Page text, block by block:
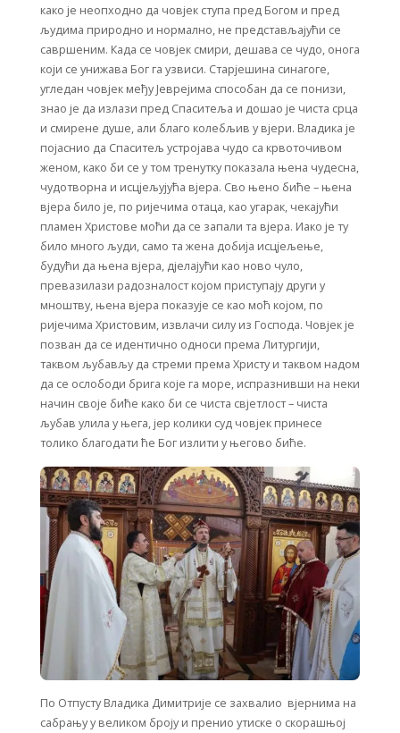
како је неопходно да човјек ступа пред Богом и пред
људима природно и нормално, не представљајући се
савршеним. Кадa се човјек смири, дешава се чудо, онога
који се унижава Бог га узвиси. Старјешина синагоге,
угледан човјек међу Јеврејима способан да се понизи,
знао је да излази пред Спаситеља и дошао је чиста срца
и смирене душе, али благо колебљив у вјери. Владика је
појаснио да Спаситељ устројава чудо са крвоточивом
женом, како би се у том тренутку показала њена чудесна,
чудотворна и исцјељујућа вјера. Сво њено биће – њена
вјера било је, по ријечима отаца, као угарак, чекајући
пламен Христове моћи да се запали та вјера. Иако је ту
било много људи, само та жена добија исцјељење,
будући да њена вјера, дјелајући као ново чуло,
превазилази радозналост којом приступају други у
мноштву, њена вјера показује се као моћ којом, по
ријечима Христовим, извлачи силу из Господа. Човјек је
позван да се идентично односи према Литургији,
таквом љубављу да стреми према Христу и таквом надом
да се ослободи брига које га море, испразнивши на неки
начин своје биће како би се чиста свјетлост – чиста
љубав улила у њега, јер колики суд човјек принесе
толико благодати ће Бог излити у његово биће.
По Отпусту Владика Димитрије се захвалио вјернима на
сабрању у великом броју и пренио утиске о скорашњој